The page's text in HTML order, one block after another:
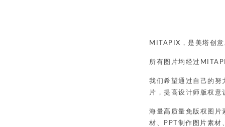
MITAPIX，是美塔创
所有图片均经过
我们希望通过自己的努
片，提高设计师版权意
海量高质量免版权图
材、PPT制作图片素材